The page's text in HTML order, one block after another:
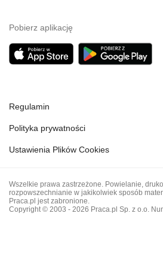
Pobierz aplikację
Regulamin
Polityka prywatności
Ustawienia Plików Cookies
Wszelkie prawa zastrzeżone. Powielanie,
rozpowszechnianie w jakikolwiek sposób
Praca.pl jest zabronione.
Copyright © 2003 - 2026 Praca.pl Sp. z o.o.